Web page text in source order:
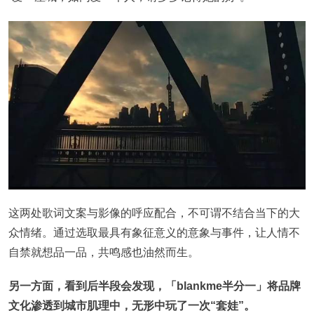
这两处歌词文案与影像的呼应配合，不可谓不结合当下的大
众情绪。通过选取最具有象征意义的意象与事件，让人情不
自禁就想品一品，共鸣感也油然而生。
另一方面，看到后半段会发现，「blankme半分一」将品牌
文化渗透到城市肌理中，无形中玩了一次“套娃”。